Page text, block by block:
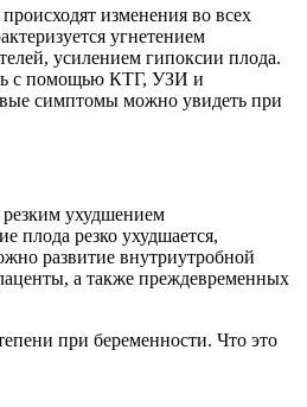
изменения во всех
угнетением
усилением гипоксии плода.
с помощью КТГ, УЗИ и
симптомы можно увидеть при
резким ухудшением
плода резко ухудшается,
развитие внутриутробной
а также преждевременных